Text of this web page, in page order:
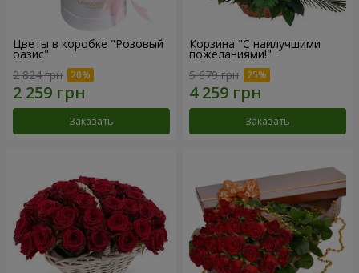
Цветы в коробке "Розовый
оазис"
2 824 грн
Заказать
Корзина "С наилучшими
пожеланиями!"
5 679 грн
Заказать